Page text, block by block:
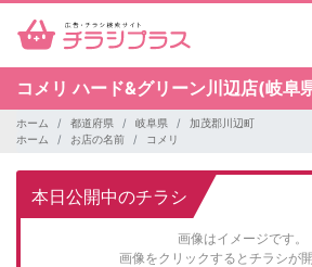
コメリハード&グリーン川辺店(岐阜
ホーム 都道府県 岐阜県
加茂郡川辺町
ホーム
お店の名前 コメリ
本日公開中のチラシ
画像はイメージです。
画像をクリックするとチラシが開